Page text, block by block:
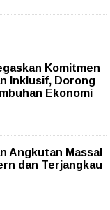
Komitmen
Inklusif, Dorong
Ekonomi
Angkutan Massal
dan Terjangkau